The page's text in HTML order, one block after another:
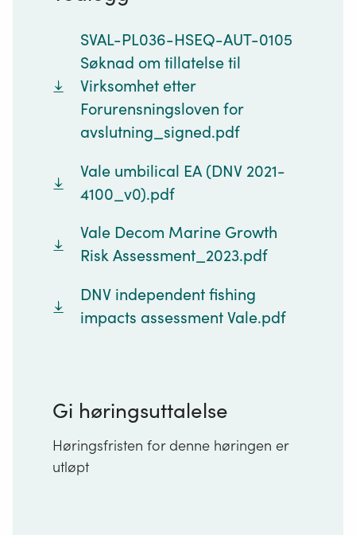
SVAL-PL036-HSEQ-AUT-0105
Søknad om tillatelse til
Virksomhet etter
Forurensningsloven for
avslutning_signed.pdf
Vale umbilical EA (DNV 2021-
4100_v0).pdf
Vale Decom Marine Growth
Risk Assessment_2023.pdf
DNV independent fishing
impacts assessment Vale.pdf
Gi høringsuttalelse
Høringsfristen for denne høringen er
utløpt